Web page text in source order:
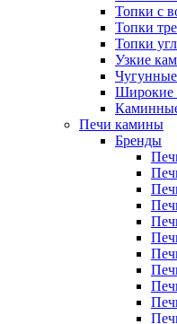
Топки с
Топки
Топки
Узкие
Широкие
Печи камины
Бренды